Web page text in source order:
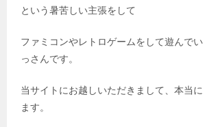
という暑苦しい主張をして
ファミコンやレトロゲームをして遊んで
っさんです。
当サイトにお越しいただきまして、本当
ます。